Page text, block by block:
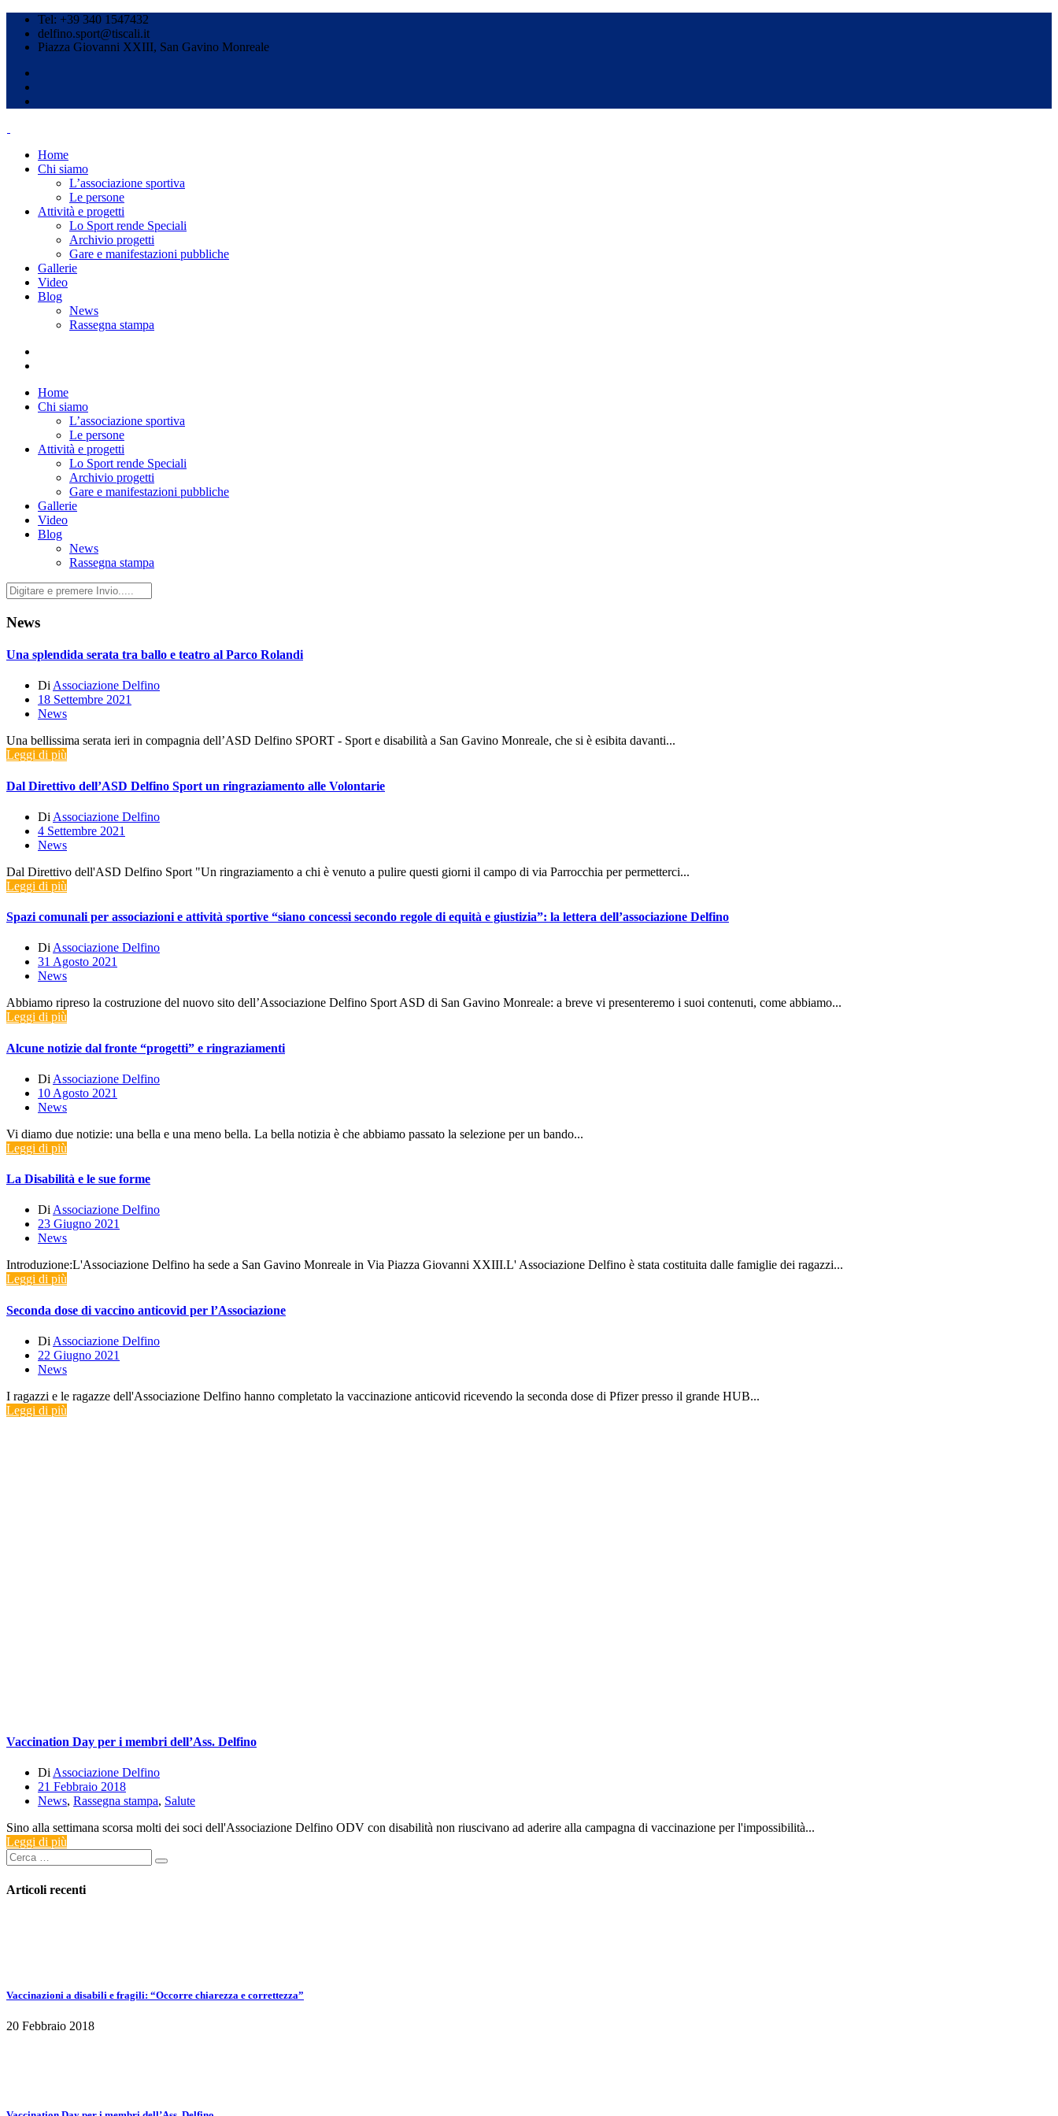
Tel: +39 340 1547432
delfino.sport@tiscali.it
Piazza Giovanni XXIII, San Gavino Monreale
Home
Chi siamo
L’associazione sportiva
Le persone
Attività e progetti
Lo Sport rende Speciali
Archivio progetti
Gare e manifestazioni pubbliche
Gallerie
Video
Blog
News
Rassegna stampa
Home
Chi siamo
L’associazione sportiva
Le persone
Attività e progetti
Lo Sport rende Speciali
Archivio progetti
Gare e manifestazioni pubbliche
Gallerie
Video
Blog
News
Rassegna stampa
News
Una splendida serata tra ballo e teatro al Parco Rolandi
Di Associazione Delfino
18 Settembre 2021
News
Una bellissima serata ieri in compagnia dell’ASD Delfino SPORT - Sport e disabilità a San Gavino Monreale, che si è esibita davanti...
Leggi di più
Dal Direttivo dell’ASD Delfino Sport un ringraziamento alle Volontarie
Di Associazione Delfino
4 Settembre 2021
News
Dal Direttivo dell'ASD Delfino Sport "Un ringraziamento a chi è venuto a pulire questi giorni il campo di via Parrocchia per permetterci...
Leggi di più
Spazi comunali per associazioni e attività sportive “siano concessi secondo regole di equità e giustizia”: la lettera dell’associazione Delfino
Di Associazione Delfino
31 Agosto 2021
News
Abbiamo ripreso la costruzione del nuovo sito dell’Associazione Delfino Sport ASD di San Gavino Monreale: a breve vi presenteremo i suoi contenuti, come abbiamo...
Leggi di più
Alcune notizie dal fronte “progetti” e ringraziamenti
Di Associazione Delfino
10 Agosto 2021
News
Vi diamo due notizie: una bella e una meno bella. La bella notizia è che abbiamo passato la selezione per un bando...
Leggi di più
La Disabilità e le sue forme
Di Associazione Delfino
23 Giugno 2021
News
Introduzione:L'Associazione Delfino ha sede a San Gavino Monreale in Via Piazza Giovanni XXIII.L' Associazione Delfino è stata costituita dalle famiglie dei ragazzi...
Leggi di più
Seconda dose di vaccino anticovid per l’Associazione
Di Associazione Delfino
22 Giugno 2021
News
I ragazzi e le ragazze dell'Associazione Delfino hanno completato la vaccinazione anticovid ricevendo la seconda dose di Pfizer presso il grande HUB...
Leggi di più
Vaccination Day per i membri dell’Ass. Delfino
DiAssociazione Delfino
21 Febbraio 2018
News, Rassegna stampa, Salute
Sino alla settimana scorsa molti dei soci dell'Associazione Delfino ODV con disabilità non riuscivano ad aderire alla campagna di vaccinazione per l'impossibilità...
Leggi di più
Articoli recenti
Vaccinazioni a disabili e fragili: “Occorre chiarezza e correttezza”
20 Febbraio 2018